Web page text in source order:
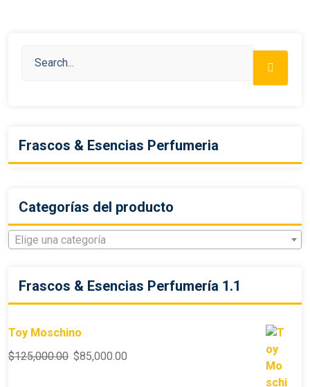
Frascos & Esencias Perfumeria
Categorías del producto
Elige una categoría
Frascos & Esencias Perfumería 1.1
Toy Moschino
$125,000.00 $85,000.00